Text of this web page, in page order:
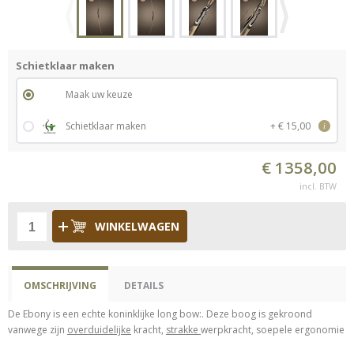
Schietklaar maken
Maak uw keuze
Schietklaar maken + € 15,00 i
€ 1358,00
incl. BTW
WINKELWAGEN
OMSCHRIJVING DETAILS
De Ebony is een echte koninklijke long bow:. Deze boog is gekroond
vanwege zijn overduidelijke kracht, strakke werpkracht, soepele ergonomie